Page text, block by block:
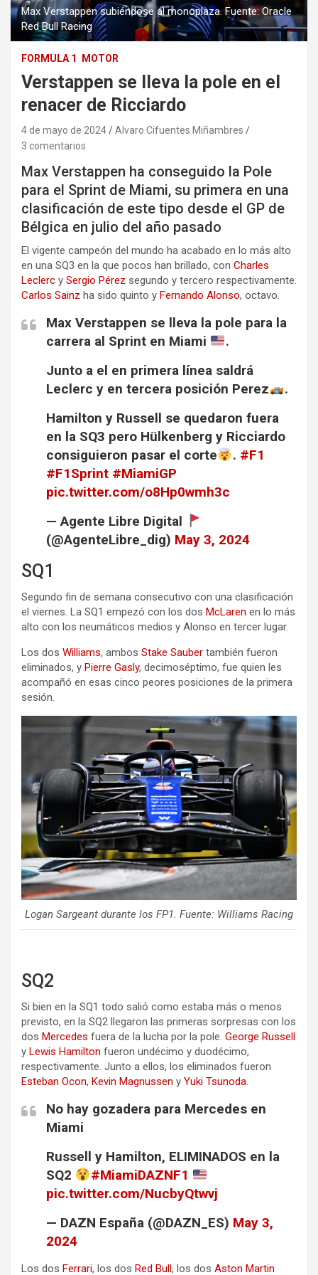
Max Verstappen subiéndose al monoplaza. Fuente: Oracle
Red Bull Racing
FORMULA 1 MOTOR
Verstappen se lleva la pole en el
renacer de Ricciardo
4 de mayo de 2024
Alvaro Cifuentes Miñambres
3 comentarios
Max Verstappen ha conseguido la Pole
para el Sprint de Miami, su primera en una
clasificación de este tipo desde el GP de
Bélgica en julio del año pasado
El vigente campeón del mundo ha acabado en lo más alto
en una SQ3 en la que pocos han brillado, con Charles
Leclerc y Sergio Pérez segundo y tercero respectivamente.
Carlos Sainz ha sido quinto y Fernando Alonso, octavo.
Max Verstappen se lleva la pole para la
carrera al Sprint en Miami
.
Junto a el en primera línea saldrá
Leclerc y en tercera posición Perez
.
Hamilton y Russell se quedaron fuera
en la SQ3 pero Hülkenberg y Ricciardo
consiguieron pasar el corte
. #F1
#F1Sprint #MiamiGP
pic.twitter.com/o8Hp0wmh3c
— Agente Libre Digital
(@AgenteLibre_dig) May 3, 2024
SQ1
Segundo fin de semana consecutivo con una clasificación
el viernes. La SQ1 empezó con los dos McLaren en lo más
alto con los neumáticos medios y Alonso en tercer lugar.
Los dos Williams, ambos Stake Sauber también fueron
eliminados, y Pierre Gasly, decimoséptimo, fue quien les
acompañó en esas cinco peores posiciones de la primera
sesión.
Logan Sargeant durante los FP1. Fuente: Williams Racing
SQ2
Si bien en la SQ1 todo salió como estaba más o menos
previsto, en la SQ2 llegaron las primeras sorpresas con los
dos Mercedes fuera de la lucha por la pole. George Russell
y Lewis Hamilton fueron undécimo y duodécimo,
respectivamente. Junto a ellos, los eliminados fueron
Esteban Ocon, Kevin Magnussen y Yuki Tsunoda.
No hay gozadera para Mercedes en
Miami
Russell y Hamilton, ELIMINADOS en la
SQ2
#MiamiDAZNF1
pic.twitter.com/NucbyQtwvj
— DAZN España (@DAZN_ES) May 3,
2024
Los dos Ferrari, los dos Red Bull, los dos Aston Martin